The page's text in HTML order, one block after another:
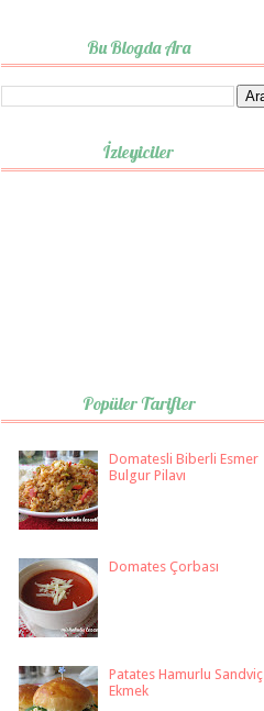
Bu Blogda Ara
İzleyiciler
Popüler Tarifler
Domatesli Biberli Esmer
Bulgur Pilavı
Domates Çorbası
Patates Hamurlu Sandviç
Ekmek